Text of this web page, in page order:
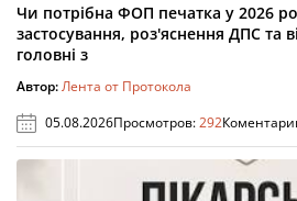
Чи потрібна ФОП печатка у 2026
застосування, роз'яснення ДПС та
головні з
Автор:Лента от Протокола
05.08.2026Просмотров:292